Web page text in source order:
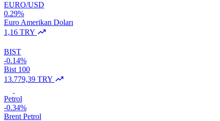
EURO/USD
0.29%
Euro Amerikan Doları
1,16 TRY
BIST
-0.14%
Bist 100
13.779,39 TRY
Petrol
-0.34%
Brent Petrol